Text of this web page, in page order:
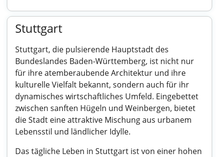
Stuttgart
Stuttgart, die pulsierende Hauptstadt des
Bundeslandes Baden-Württemberg, ist nicht nur
für ihre atemberaubende Architektur und ihre
kulturelle Vielfalt bekannt, sondern auch für ihr
dynamisches wirtschaftliches Umfeld. Eingebettet
zwischen sanften Hügeln und Weinbergen, bietet
die Stadt eine attraktive Mischung aus urbanem
Lebensstil und ländlicher Idylle.
Das tägliche Leben in Stuttgart ist von einer hohen